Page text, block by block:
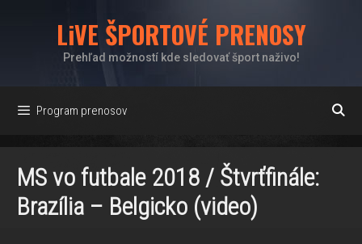
LiVE ŠPORTOVÉ PRENOSY
Prehľad možností kde sledovať šport naživo!
Program prenosov
MS vo futbale 2018 / Štvrťfinále:
Brazília – Belgicko (video)